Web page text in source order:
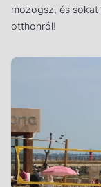
mozogsz, és
otthonról!